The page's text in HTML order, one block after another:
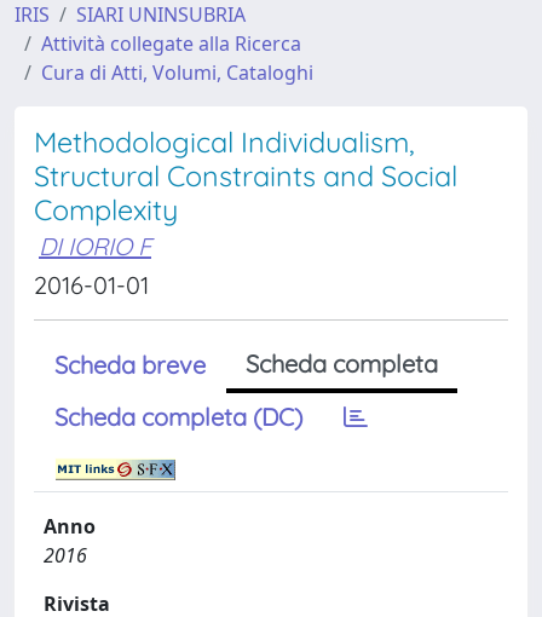
IRIS
SIARI UNINSUBRIA
Attività collegate alla Ricerca
Cura di Atti, Volumi, Cataloghi
Methodological Individualism,
Structural Constraints and Social
Complexity
DI IORIO F
2016-01-01
Scheda breve
Scheda completa
Scheda completa (DC)
Anno
2016
Rivista